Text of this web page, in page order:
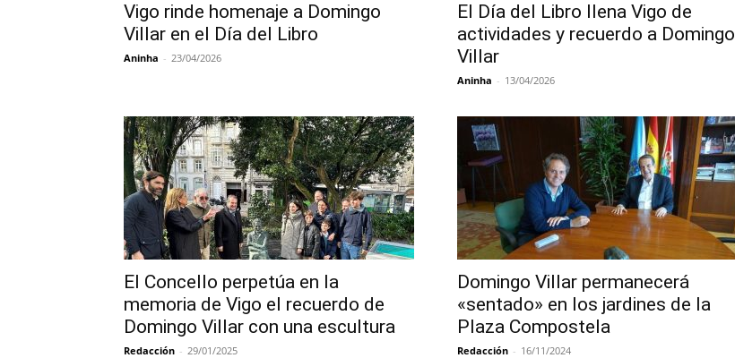
Vigo rinde homenaje a Domingo
Villar en el Día del Libro
Aninha - 23/04/2026
El Día del Libro llena Vigo de
actividades y recuerdo a Domingo
Villar
Aninha - 13/04/2026
El Concello perpetúa en la
memoria de Vigo el recuerdo de
Domingo Villar con una escultura
Redacción - 29/01/2025
Domingo Villar permanecerá
«sentado» en los jardines de la
Plaza Compostela
Redacción - 16/11/2024